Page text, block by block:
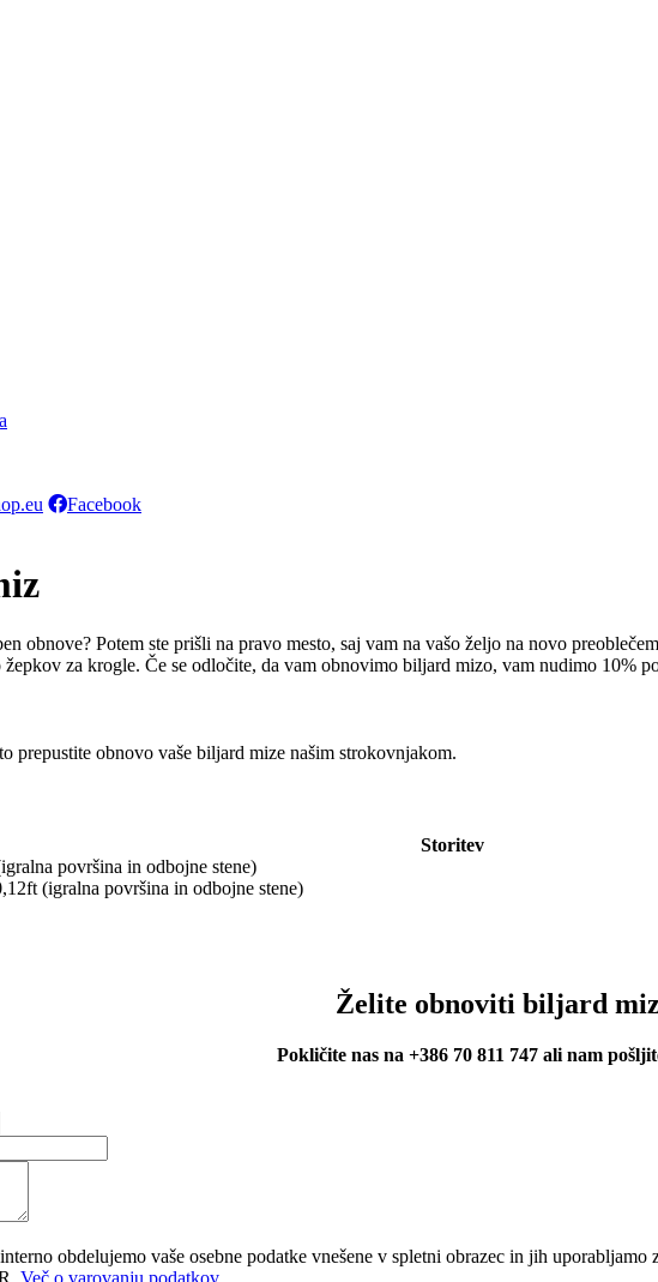
Facebook
obnove? Potem ste prišli na pravo mesto, saj vam na vašo željo na novo
za krogle. Če se odločite, da vam obnovimo biljard mizo, vam nudimo 10%
prepustite obnovo vaše biljard mize našim strokovnjakom.
Storitev
površina in odbojne stene)
(igralna površina in odbojne stene)
Želite obnoviti biljard
Pokličite nas na +386 70 811 747 ali nam
obdelujemo vaše osebne podatke vnešene v spletni obrazec in jih